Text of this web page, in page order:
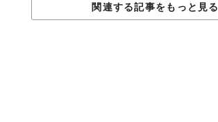
関連する記事をもっと見る